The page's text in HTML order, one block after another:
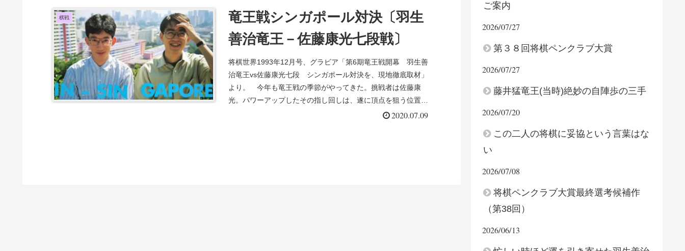
棋戦
竜王戦シンガポール対決〔羽生
善治竜王－佐藤康光七段戦〕
将棋世界1993年12月号、グラビア「第6期竜王戦開幕 羽生善
治竜王vs佐藤康光七段 シンガポール対決を、現地徹底取材」
より。 今年も竜王戦の季節がやってきた。挑戦者は佐藤康
光。パワーアップしたその指し回しは、遂に頂点を狙う位置に
2020.07.09
ご案内
2026/07/27
第３８回将棋ペンクラブ大賞
2026/07/27
藤井猛竜王(当時)絶妙の自陣歩の三手
2026/07/20
この二人の将棋に妥協という言葉はな
い
2026/07/08
将棋ペンクラブ大賞最終選考候補作
（第38回）
2026/06/13